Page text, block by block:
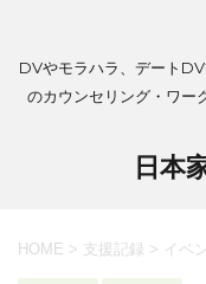
DVやモラハラ、デート
のカウンセリング・ワー
日本
HOME > 支援記録 > イベ